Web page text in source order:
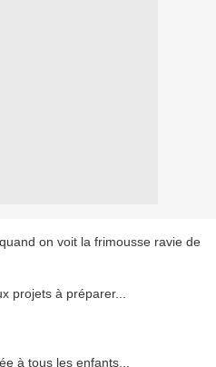
on voit la frimousse ravie de
projets à préparer...
à tous les enfants...